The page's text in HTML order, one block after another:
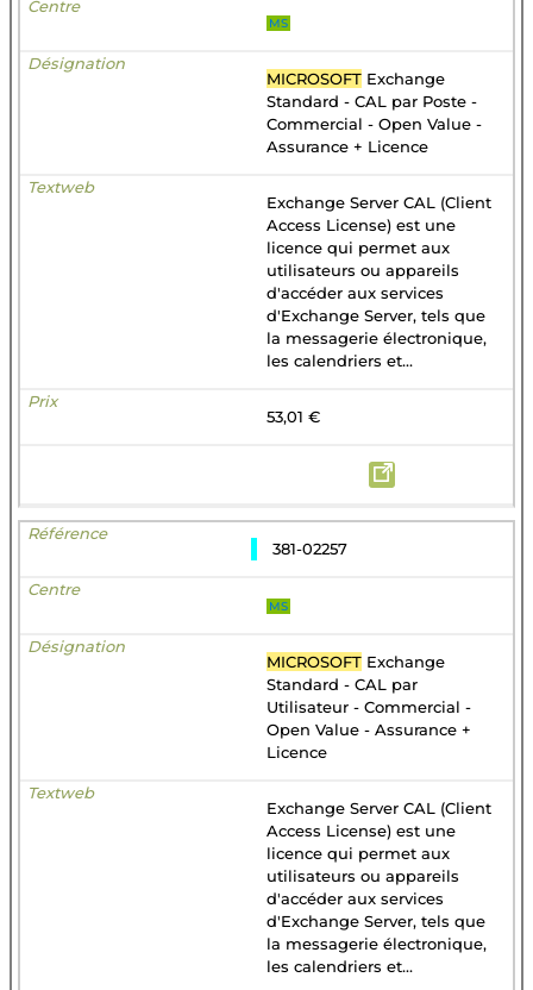
MS
MICROSOFT Exchange
Standard - CAL par Poste -
Commercial - Open Value -
Assurance + Licence
Exchange Server CAL (Client
Access License) est une
licence qui permet aux
utilisateurs ou appareils
d'accéder aux services
d'Exchange Server, tels que
la messagerie électronique,
les calendriers et...
53,01 €
381-02257
MS
MICROSOFT Exchange
Standard - CAL par
Utilisateur - Commercial -
Open Value - Assurance +
Licence
Exchange Server CAL (Client
Access License) est une
licence qui permet aux
utilisateurs ou appareils
d'accéder aux services
d'Exchange Server, tels que
la messagerie électronique,
les calendriers et...